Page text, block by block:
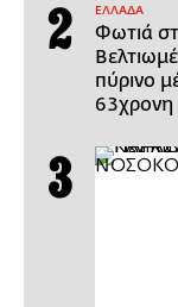
ΕΛΛΑΔΑ
Φωτιά
πύρινο
63χρονη